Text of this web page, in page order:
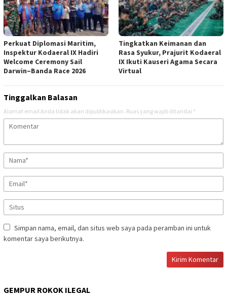
Perkuat Diplomasi Maritim,
Inspektur Kodaeral IX Hadiri
Welcome Ceremony Sail
Darwin–Banda Race 2026
Tingkatkan Keimanan dan
Rasa Syukur, Prajurit Kodaeral
IX Ikuti Kauseri Agama Secara
Virtual
Tinggalkan Balasan
Alamat email Anda tidak akan dipublikasikan. Ruas yang wajib ditandai *
Simpan nama, email, dan situs web saya pada peramban ini untuk
komentar saya berikutnya.
GEMPUR ROKOK ILEGAL